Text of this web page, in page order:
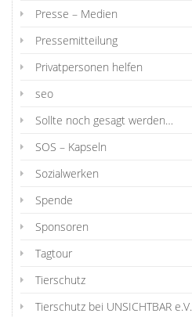
Presse – Medien
Pressemitteilung
Privatpersonen helfen
seo
Sollte noch gesagt werden…
SOS – Kapseln
Sozialwerken
Spende
Sponsoren
Tagtour
Tierschutz
Tierschutz bei UNSICHTBAR e.V.